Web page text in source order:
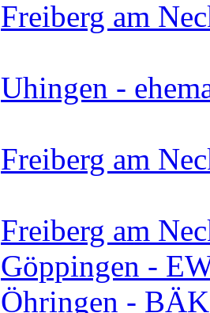
Freiberg am
Uhingen -
Freiberg am
Freiberg am
Göppingen -
Öhringen -